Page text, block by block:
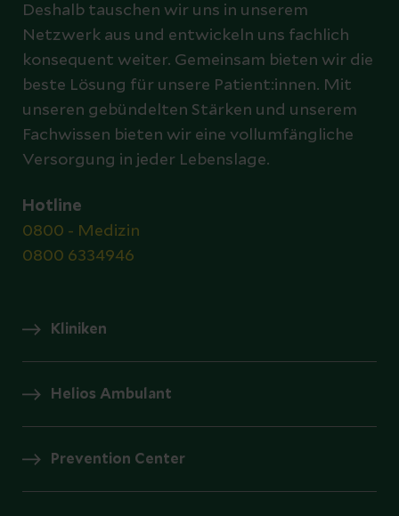
Deshalb tauschen wir uns in unserem
Netzwerk aus und entwickeln uns fachlich
konsequent weiter. Gemeinsam bieten wir die
beste Lösung für unsere Patient:innen. Mit
unseren gebündelten Stärken und unserem
Fachwissen bieten wir eine vollumfängliche
Versorgung in jeder Lebenslage.
Hotline
0800 - Medizin
0800 6334946
Kliniken
Helios Ambulant
Prevention Center